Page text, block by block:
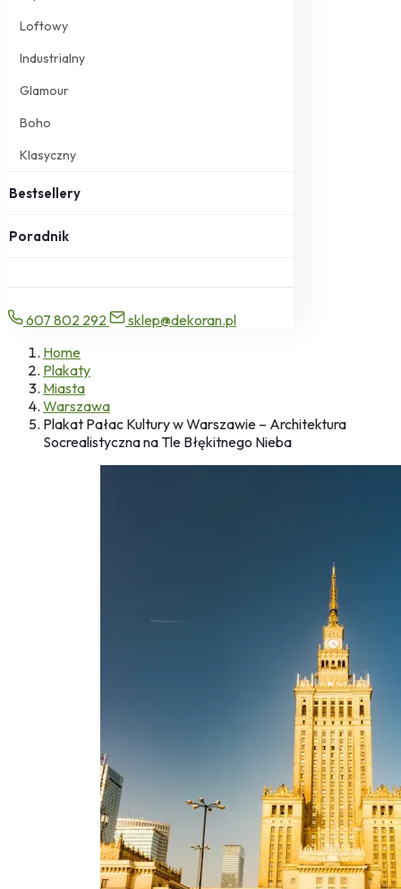
Loftowy
Industrialny
Glamour
Boho
Klasyczny
Bestsellery
Poradnik
607 802 292
sklep@dekoran.pl
Home
Plakaty
Miasta
Warszawa
Plakat Pałac Kultury w Warszawie – Architektura
Socrealistyczna na Tle Błękitnego Nieba